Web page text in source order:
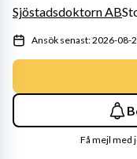
Sjöstadsdoktorn AB
Ansök senast: 2026-08-
Få mejl med